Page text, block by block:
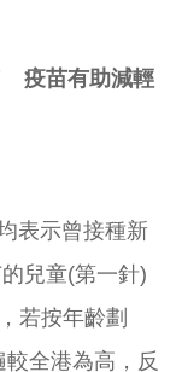
疫苗有助減輕
表示曾接種新
兒童(第一針)
若按年齡劃
全港為高， 反